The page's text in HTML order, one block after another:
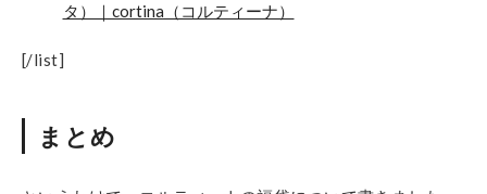
タ）｜cortina（コルティーナ）
[/list]
まとめ